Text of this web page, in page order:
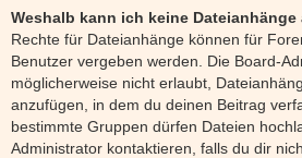
Weshalb kann ich keine Dateianhänge
Rechte für Dateianhänge können für
Benutzer vergeben werden. Die Board-
möglicherweise nicht erlaubt,
anzufügen, in dem du deinen Beitrag
bestimmte Gruppen dürfen Dateien
Administrator kontaktieren, falls du dir